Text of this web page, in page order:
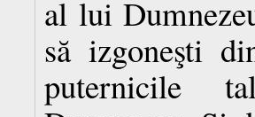
al lui
să izgoneşti
puternicile